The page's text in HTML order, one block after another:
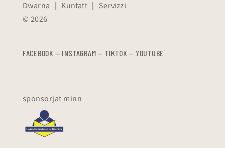
Dwarna | Kuntatt | Servizzi
© 2026
FACEBOOK — INSTAGRAM — TIKTOK — YOUTUBE
sponsorjat minn